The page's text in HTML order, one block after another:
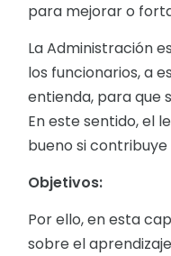
para mejorar o
La Administración
los funcionarios, a
entienda, para que
En este sentido, el
bueno si
Objetivos:
Por ello, en esta
sobre el